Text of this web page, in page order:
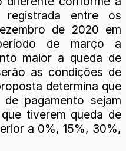
registrada entre os
de 2020 em
de março a
maior a queda de
as condições de
determina que
pagamento sejam
tiverem queda de
a 0%, 15%, 30%,